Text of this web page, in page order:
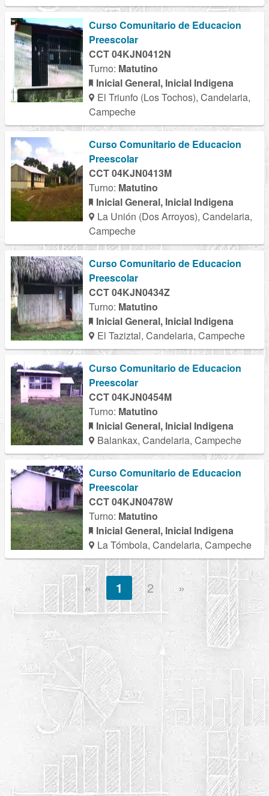
Curso Comunitario de Educacion
Preescolar
CCT 04KJN0412N
Turno: Matutino
Inicial General, Inicial Indigena
El Triunfo (Los Tochos), Candelaria,
Campeche
Curso Comunitario de Educacion
Preescolar
CCT 04KJN0413M
Turno: Matutino
Inicial General, Inicial Indigena
La Unión (Dos Arroyos), Candelaria,
Campeche
Curso Comunitario de Educacion
Preescolar
CCT 04KJN0434Z
Turno: Matutino
Inicial General, Inicial Indigena
El Taziztal, Candelaria, Campeche
Curso Comunitario de Educacion
Preescolar
CCT 04KJN0454M
Turno: Matutino
Inicial General, Inicial Indigena
Balankax, Candelaria, Campeche
Curso Comunitario de Educacion
Preescolar
CCT 04KJN0478W
Turno: Matutino
Inicial General, Inicial Indigena
La Tómbola, Candelaria, Campeche
« 1 2 »